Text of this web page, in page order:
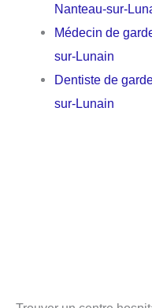
Nanteau-sur-
Médecin de
sur-Lunain
Dentiste de
sur-Lunain